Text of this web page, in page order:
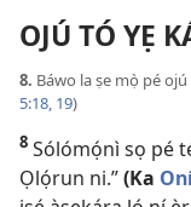
OJÚ TÓ YẸ
8. Báwo la ṣe mọ̀ pé
5:18, 19)
8 Sólómọ́nì sọ pé
Ọlọ́run ni.”(Ka